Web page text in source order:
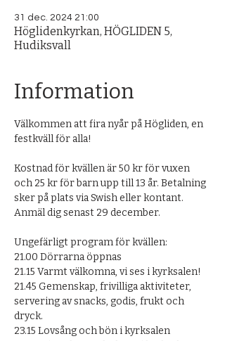
31 dec. 2024 21:00
Höglidenkyrkan, HÖGLIDEN 5,
Hudiksvall
Information
Välkommen att fira nyår på Högliden, en
festkväll för alla!
Kostnad för kvällen är 50 kr för vuxen
och 25 kr för barn upp till 13 år. Betalning
sker på plats via Swish eller kontant.
Anmäl dig senast 29 december.
Ungefärligt program för kvällen:
21.00 Dörrarna öppnas
21.15 Varmt välkomna, vi ses i kyrksalen!
21.45 Gemenskap, frivilliga aktiviteter,
servering av snacks, godis, frukt och
dryck.
23.15 Lovsång och bön i kyrksalen